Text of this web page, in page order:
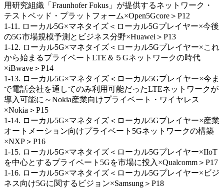
用研究組織「Fraunhofer Fokus」が提供するネットワーク・
テストベッド・プラットフォーム×Open5Gcore＞P12
1-11. ローカル5G×マネタイズ＜ローカル5Gプレイヤー×今後
の5G市場規模予測とビジネス分野×Huawei＞P13
1-12. ローカル5G×マネタイズ＜ローカル5Gプレイヤー×これ
から始まるプライベートLTE＆５Gネットワークの時代
×iBwave＞P14
1-13. ローカル5G×マネタイズ＜ローカル5Gプレイヤー×今ま
で電話会社を通してのみ利用可能だったLTEネットワークが
導入可能に～Nokia産業向けプライベート・ワイヤレス
×Nokia＞P15
1-14. ローカル5G×マネタイズ＜ローカル5Gプレイヤー×産業
オートメーション向けプライベート5Gネットワークの構築
×NXP＞P16
1-15. ローカル5G×マネタイズ＜ローカル5Gプレイヤー×IIoT
を中心とするプライベート5Gを市場に投入×Qualcomm＞P17
1-16. ローカル5G×マネタイズ＜ローカル5Gプレイヤー×ビジ
ネス向け5Gに関するビジョン×Samsung＞P18